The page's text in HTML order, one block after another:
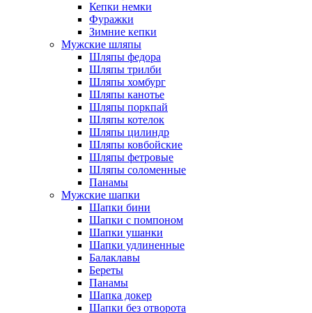
Кепки немки
Фуражки
Зимние кепки
Мужские шляпы
Шляпы федора
Шляпы трилби
Шляпы хомбург
Шляпы канотье
Шляпы поркпай
Шляпы котелок
Шляпы цилиндр
Шляпы ковбойские
Шляпы фетровые
Шляпы соломенные
Панамы
Мужские шапки
Шапки бини
Шапки с помпоном
Шапки ушанки
Шапки удлиненные
Балаклавы
Береты
Панамы
Шапка докер
Шапки без отворота